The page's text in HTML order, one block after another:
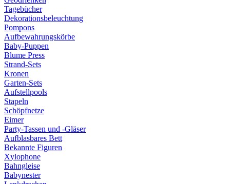
Tagebücher
Dekorationsbeleuchtung
Pompons
Aufbewahrungskörbe
Baby-Puppen
Blume Press
Strand-Sets
Kronen
Garten-Sets
Aufstellpools
Stapeln
Schöpfnetze
Eimer
Party-Tassen und -Gläser
Aufblasbares Bett
Bekannte Figuren
Xylophone
Bahngleise
Babynester